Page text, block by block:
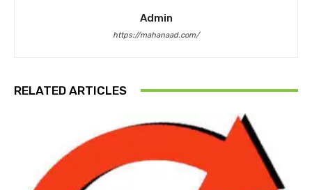
Admin
https://mahanaad.com/
RELATED ARTICLES